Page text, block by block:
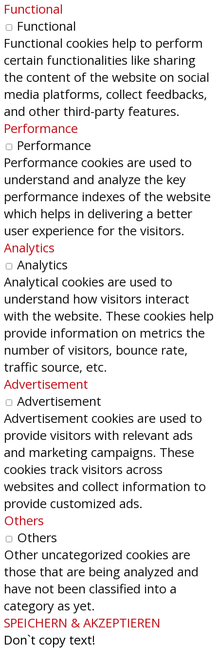
Functional
Functional
Functional cookies help to perform
certain functionalities like sharing
the content of the website on social
media platforms, collect feedbacks,
and other third-party features.
Performance
Performance
Performance cookies are used to
understand and analyze the key
performance indexes of the website
which helps in delivering a better
user experience for the visitors.
Analytics
Analytics
Analytical cookies are used to
understand how visitors interact
with the website. These cookies help
provide information on metrics the
number of visitors, bounce rate,
traffic source, etc.
Advertisement
Advertisement
Advertisement cookies are used to
provide visitors with relevant ads
and marketing campaigns. These
cookies track visitors across
websites and collect information to
provide customized ads.
Others
Others
Other uncategorized cookies are
those that are being analyzed and
have not been classified into a
category as yet.
SPEICHERN & AKZEPTIEREN
Don`t copy text!